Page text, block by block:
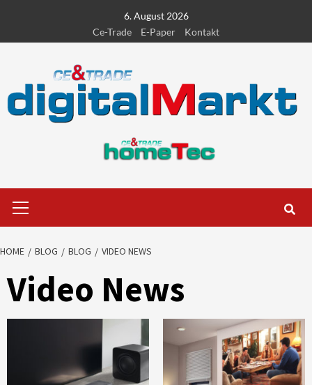
content
6. August 2026
Ce-Trade
E-Paper Kontakt
Menu
HOME BLOG BLOG VIDEO NEWS
Video News